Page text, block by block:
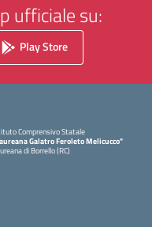
ufficiale su:
Play Store
Comprensivo Statale
Galatro Feroleto Melicucco"
di Borrello (RC)